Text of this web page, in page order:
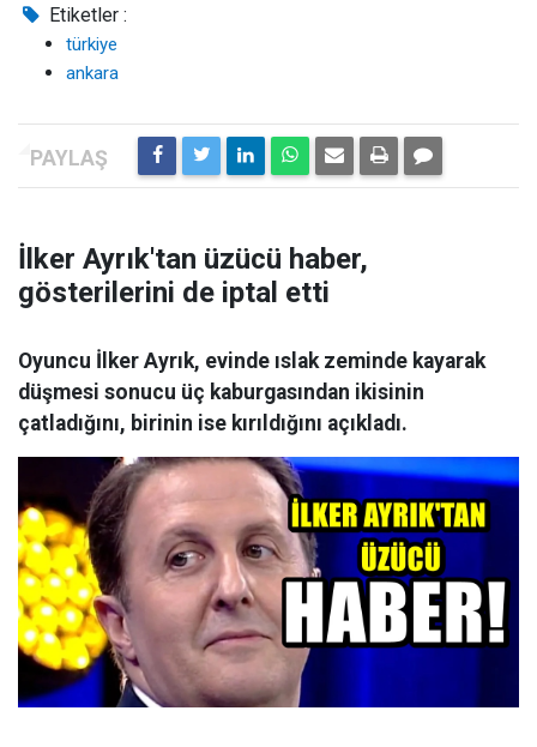
Etiketler :
türkiye
ankara
İlker Ayrık'tan üzücü haber,
gösterilerini de iptal etti
Oyuncu İlker Ayrık, evinde ıslak zeminde kayarak
düşmesi sonucu üç kaburgasından ikisinin
çatladığını, birinin ise kırıldığını açıkladı.